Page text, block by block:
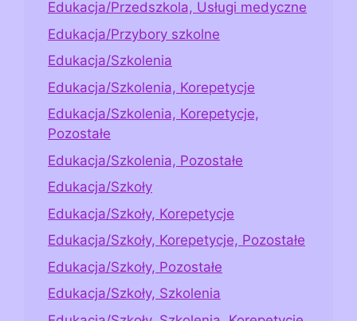
Edukacja/Przedszkola, Usługi medyczne
Edukacja/Przybory szkolne
Edukacja/Szkolenia
Edukacja/Szkolenia, Korepetycje
Edukacja/Szkolenia, Korepetycje,
Pozostałe
Edukacja/Szkolenia, Pozostałe
Edukacja/Szkoły
Edukacja/Szkoły, Korepetycje
Edukacja/Szkoły, Korepetycje, Pozostałe
Edukacja/Szkoły, Pozostałe
Edukacja/Szkoły, Szkolenia